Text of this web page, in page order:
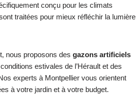
conçu pour les climats
traitées pour mieux réfléchir la lumière
nous proposons des gazons artificiels
estivales de l’Hérault et des
experts à Montpellier vous orientent
à votre jardin et à votre budget.